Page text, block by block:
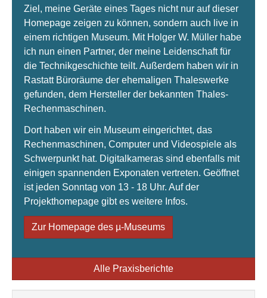
Ziel, meine Geräte eines Tages nicht nur auf dieser
Homepage zeigen zu können, sondern auch live in
einem richtigen Museum. Mit Holger W. Müller habe
ich nun einen Partner, der meine Leidenschaft für
die Technikgeschichte teilt. Außerdem haben wir in
Rastatt Büroräume der ehemaligen Thaleswerke
gefunden, dem Hersteller der bekannten Thales-
Rechenmaschinen.
Dort haben wir ein Museum eingerichtet, das
Rechenmaschinen, Computer und Videospiele als
Schwerpunkt hat. Digitalkameras sind ebenfalls mit
einigen spannenden Exponaten vertreten. Geöffnet
ist jeden Sonntag von 13 - 18 Uhr. Auf der
Projekthomepage gibt es weitere Infos.
Zur Homepage des µ-Museums
Alle Praxisberichte